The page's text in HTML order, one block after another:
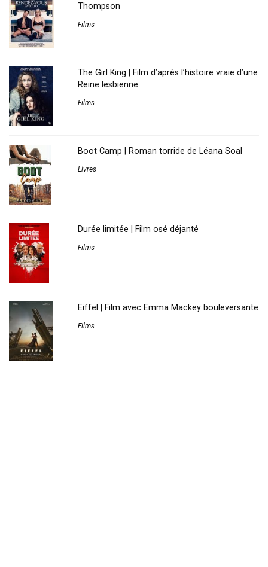
Thompson
Films
The Girl King | Film d’après l’histoire vraie d’une
Reine lesbienne
Films
Boot Camp | Roman torride de Léana Soal
Livres
Durée limitée | Film osé déjanté
Films
Eiffel | Film avec Emma Mackey bouleversante
Films